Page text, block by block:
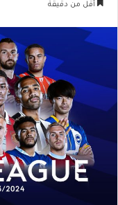
أقل من دقيقة